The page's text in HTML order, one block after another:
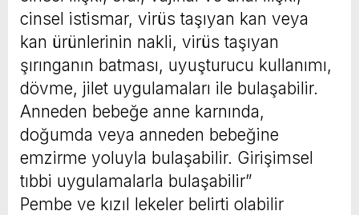
cinsel istismar, virüs taşıyan kan veya
kan ürünlerinin nakli, virüs taşıyan
şırınganın batması, uyuşturucu kullanımı,
dövme, jilet uygulamaları ile bulaşabilir.
Anneden bebeğe anne karnında,
doğumda veya anneden bebeğine
emzirme yoluyla bulaşabilir. Girişimsel
tıbbi uygulamalarla bulaşabilir”
Pembe ve kızıl lekeler belirti olabilir